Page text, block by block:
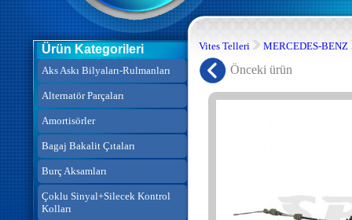
Ürün Kategorileri
Aks Askı Bilyaları-Rulmanları
Alternatör Parçaları
Amortisörler
Bagaj Bakalit Çıtaları
Burç Aksamları
Çoklu Sinyal+Silecek Kontrol
Kolları
Önceki ürün
Vites Telleri MERCEDES-BENZ